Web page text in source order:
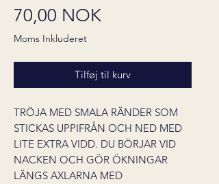
70,00 NOKPris
Moms Inkluderet
Tilføj til kurv
TRÖJA MED SMALA RÄNDER SOM
STICKAS UPPIFRÅN OCH NED MED
LITE EXTRA VIDD. DU BÖRJAR VID
NACKEN OCH GÖR ÖKNINGAR
LÄNGS AXLARNA MED